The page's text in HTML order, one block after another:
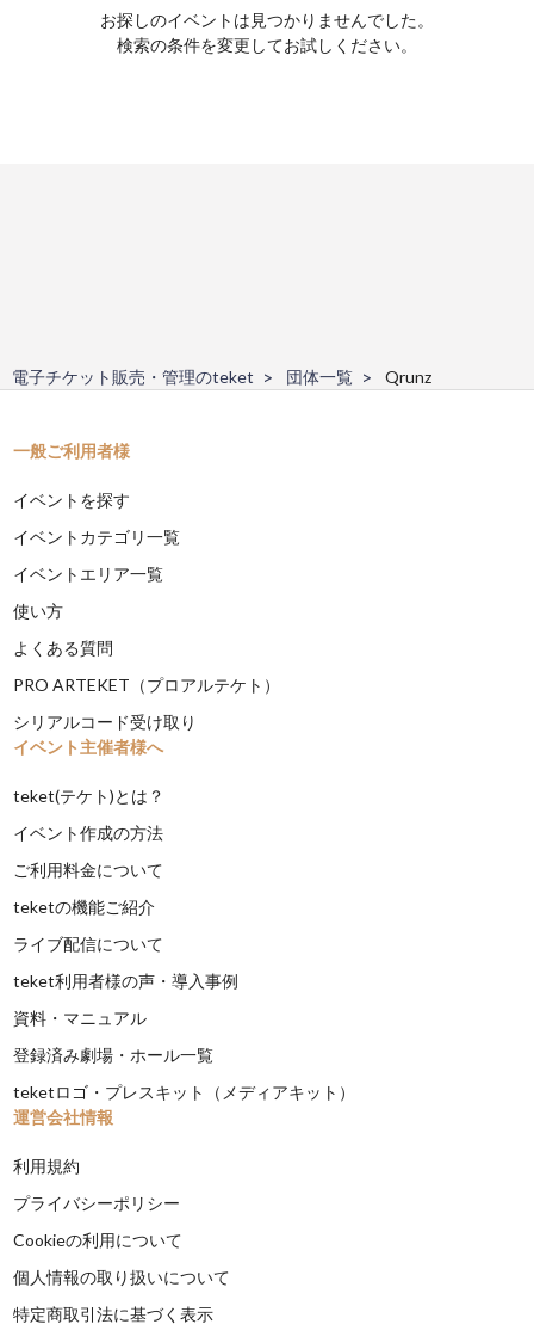
お探しのイベントは見つかりませんでした。
検索の条件を変更してお試しください。
電子チケット販売・管理のteket 団体一覧 Qrunz
一般ご利用者様
イベントを探す
イベントカテゴリ一覧
イベントエリア一覧
使い方
よくある質問
PRO ARTEKET（プロアルテケト）
シリアルコード受け取り
イベント主催者様へ
teket(テケト)とは？
イベント作成の方法
ご利用料金について
teketの機能ご紹介
ライブ配信について
teket利用者様の声・導入事例
資料・マニュアル
登録済み劇場・ホール一覧
teketロゴ・プレスキット（メディアキット）
運営会社情報
利用規約
プライバシーポリシー
Cookieの利用について
個人情報の取り扱いについて
特定商取引法に基づく表示